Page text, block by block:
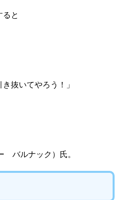
ると
抜いてやろう！」
バルナック）氏。